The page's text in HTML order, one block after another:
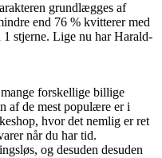
grundlægges af
end 76 % kvitterer med
stjerne. Lige nu har Harald-
forskellige billige
af de mest populære er i
hvor det nemlig er ret
når du har tid.
og desuden desuden